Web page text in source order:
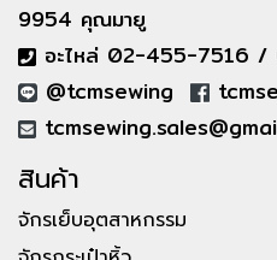
9954 คุณมายู
อะไหล่ 02-455-7516
@tcmsewing
สินค้า
จักรเย็บอุตสาหกรรม